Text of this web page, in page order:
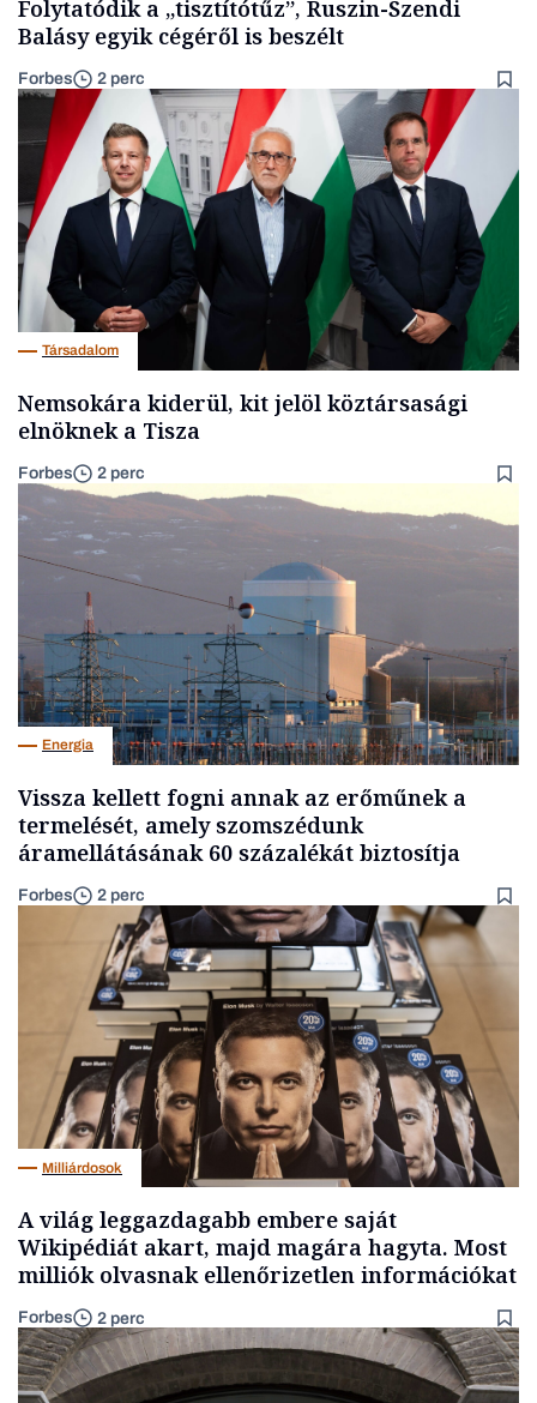
Folytatódik a „tisztítótűz”, Ruszin-Szendi
Balásy egyik cégéről is beszélt
Forbes 2 perc
Társadalom
Nemsokára kiderül, kit jelöl köztársasági
elnöknek a Tisza
Forbes 2 perc
Energia
Vissza kellett fogni annak az erőműnek a
termelését, amely szomszédunk
áramellátásának 60 százalékát biztosítja
Forbes 2 perc
Milliárdosok
A világ leggazdagabb embere saját
Wikipédiát akart, majd magára hagyta. Most
milliók olvasnak ellenőrizetlen információkat
Forbes 2 perc